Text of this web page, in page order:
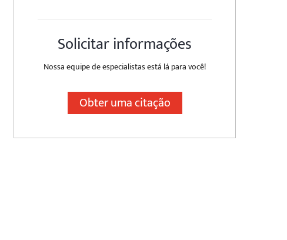
Solicitar informações
Nossa equipe de especialistas está lá para você!
Obter uma citação